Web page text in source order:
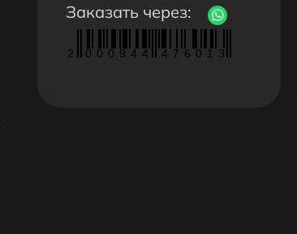
Заказать через:
2 0 0 0 9 4 4 4 7 6 0 1 3